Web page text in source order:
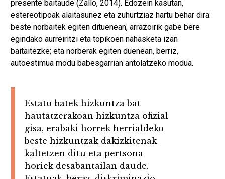
presente baitaude (Zallo, 2014). Edozein kasutan,
estereotipoak alaitasunez eta zuhurtziaz hartu behar dira:
beste norbaitek egiten dituenean, arrazoirik gabe bere
egindako aurreiritzi eta topikoen nahasketa izan
baitaitezke; eta norberak egiten duenean, berriz,
autoestimua modu babesgarrian antolatzeko modua.
Estatu batek hizkuntza bat
hautatzerakoan hizkuntza ofizial
gisa, erabaki horrek herrialdeko
beste hizkuntzak dakizkitenak
kaltetzen ditu eta pertsona
horiek desabantailan daude.